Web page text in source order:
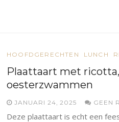
HOOFDGERECHTEN LUNCH
Plaattaart met
oesterzwammen
JANUARI 24, 2025 GEEN
Deze plaattaart is echt een